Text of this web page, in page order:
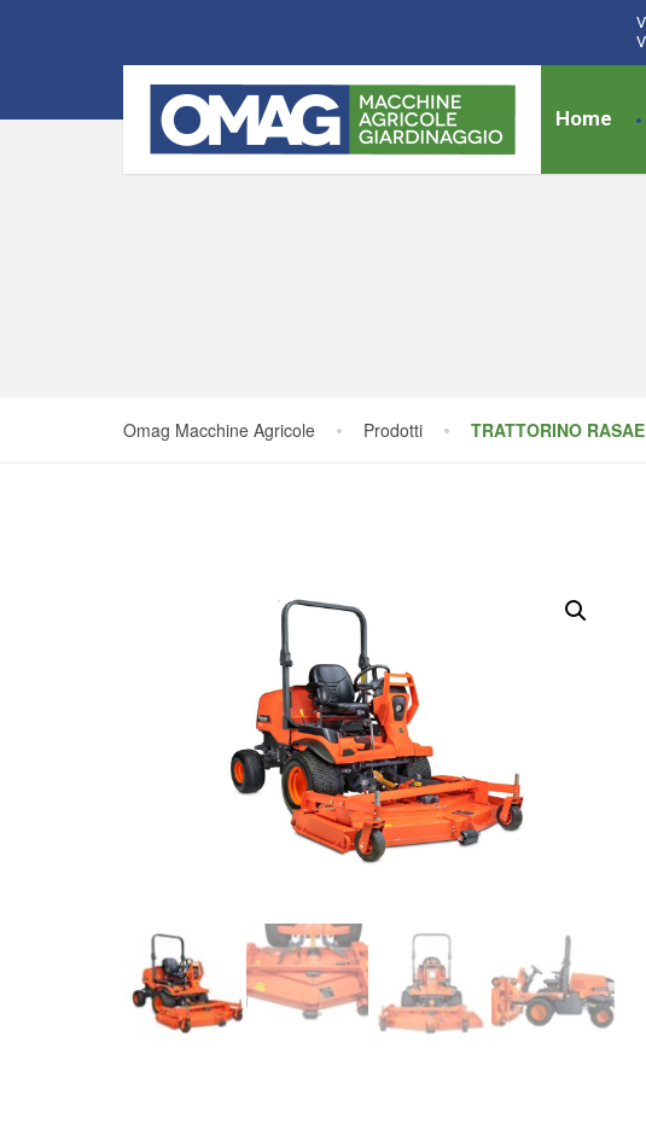
Home
Omag Macchine Agricole Prodotti TRATTORINO